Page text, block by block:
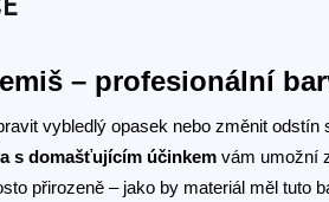
– profesionální
vybledlý opasek nebo změnit odstín
s domašťujícím účinkem vám umožní
přirozeně – jako by materiál měl tuto